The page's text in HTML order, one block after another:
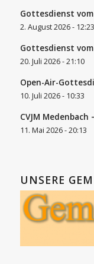
Gottesdienst
2. August 2026 - 12:23
Gottesdienst vom
20. Juli 2026 - 21:10
Open-Air-
10. Juli 2026 - 10:33
CVJM
11. Mai 2026 - 20:13
UNSERE